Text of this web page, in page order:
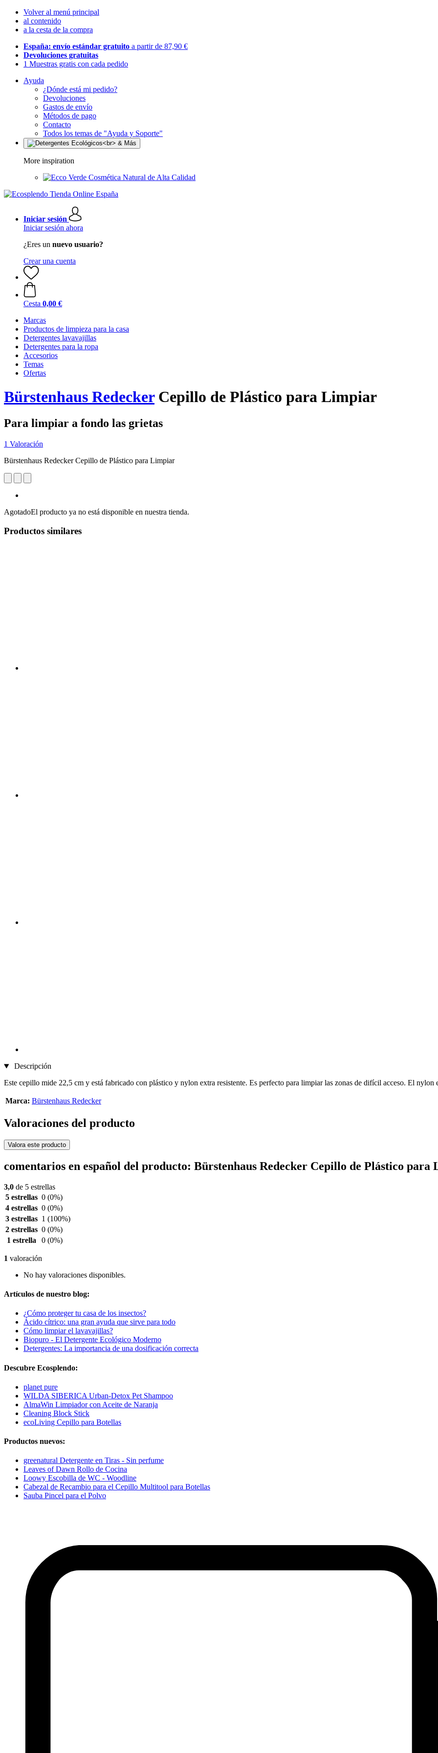
Volver al menú principal
al contenido
a la cesta de la compra
España: envío estándar gratuito a partir de 87,90 €
Devoluciones gratuitas
1 Muestras gratis con cada pedido
Ayuda
¿Dónde está mi pedido?
Devoluciones
Gastos de envío
Métodos de pago
Contacto
Todos los temas de "Ayuda y Soporte"
More inspiration
Cosmética Natural de Alta Calidad
Iniciar sesión
Iniciar sesión ahora
¿Eres un nuevo usuario?
Crear una cuenta
Cesta 0,00 €
Marcas
Productos de limpieza para la casa
Detergentes lavavajillas
Detergentes para la ropa
Accesorios
Temas
Ofertas
Bürstenhaus RedeckerCepillo de Plástico para Limpiar
Para limpiar a fondo las grietas
1 Valoración
Bürstenhaus Redecker Cepillo de Plástico para Limpiar
AgotadoEl producto ya no está disponible en nuestra tienda.
Productos similares
Descripción
Este cepillo mide 22,5 cm y está fabricado con plástico y nylon extra resistente. Es perfecto para limpiar las zonas de difícil acceso. El nylon
Marca: Bürstenhaus Redecker
Valoraciones del producto
Valora este producto
comentarios en español del producto: Bürstenhaus Redecker Cepillo de Plástico para
3,0 de 5 estrellas
5 estrellas 0 (0%)
4 estrellas 0 (0%)
3 estrellas 1 (100%)
2 estrellas 0 (0%)
1 estrella
0 (0%)
1 valoración
No hay valoraciones disponibles.
Artículos de nuestro blog:
¿Cómo proteger tu casa de los insectos?
Ácido cítrico: una gran ayuda que sirve para todo
Cómo limpiar el lavavajillas?
Biopuro - El Detergente Ecológico Moderno
Detergentes: La importancia de una dosificación correcta
Descubre Ecosplendo:
planet pure
WILDA SIBERICA Urban-Detox Pet Shampoo
AlmaWin Limpiador con Aceite de Naranja
Cleaning Block Stick
ecoLiving Cepillo para Botellas
Productos nuevos:
greenatural Detergente en Tiras - Sin perfume
Leaves of Dawn Rollo de Cocina
Loowy Escobilla de WC - Woodline
Cabezal de Recambio para el Cepillo Multitool para Botellas
Sauba Pincel para el Polvo